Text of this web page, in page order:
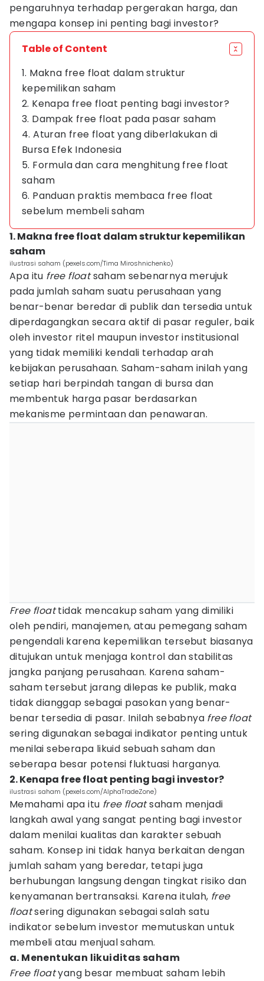
pengaruhnya terhadap pergerakan harga, dan
mengapa konsep ini penting bagi investor?
Table of Content
1. Makna free float dalam struktur
kepemilikan saham
2. Kenapa free float penting bagi investor?
3. Dampak free float pada pasar saham
4. Aturan free float yang diberlakukan di
Bursa Efek Indonesia
5. Formula dan cara menghitung free float
saham
6. Panduan praktis membaca free float
sebelum membeli saham
1. Makna free float dalam struktur kepemilikan
saham
ilustrasi saham (pexels.com/Tima Miroshnichenko)
Apa itu free floatsaham sebenarnya merujuk
pada jumlah saham suatu perusahaan yang
benar-benar beredar di publik dan tersedia untuk
diperdagangkan secara aktif di pasar reguler, baik
oleh investor ritel maupun investor institusional
yang tidak memiliki kendali terhadap arah
kebijakan perusahaan. Saham-saham inilah yang
setiap hari berpindah tangan di bursa dan
membentuk harga pasar berdasarkan
mekanisme permintaan dan penawaran.
Free floattidak mencakup saham yang dimiliki
oleh pendiri, manajemen, atau pemegang saham
pengendali karena kepemilikan tersebut biasanya
ditujukan untuk menjaga kontrol dan stabilitas
jangka panjang perusahaan. Karena saham-
saham tersebut jarang dilepas ke publik, maka
tidak dianggap sebagai pasokan yang benar-
benar tersedia di pasar. Inilah sebabnya free float
sering digunakan sebagai indikator penting untuk
menilai seberapa likuid sebuah saham dan
seberapa besar potensi fluktuasi harganya.
2. Kenapa free float penting bagi investor?
ilustrasi saham (pexels.com/AlphaTradeZone)
Memahami apa itu free floatsaham menjadi
langkah awal yang sangat penting bagi investor
dalam menilai kualitas dan karakter sebuah
saham. Konsep ini tidak hanya berkaitan dengan
jumlah saham yang beredar, tetapi juga
berhubungan langsung dengan tingkat risiko dan
kenyamanan bertransaksi. Karena itulah, free
floatsering digunakan sebagai salah satu
indikator sebelum investor memutuskan untuk
membeli atau menjual saham.
a. Menentukan likuiditas saham
Free floatyang besar membuat saham lebih